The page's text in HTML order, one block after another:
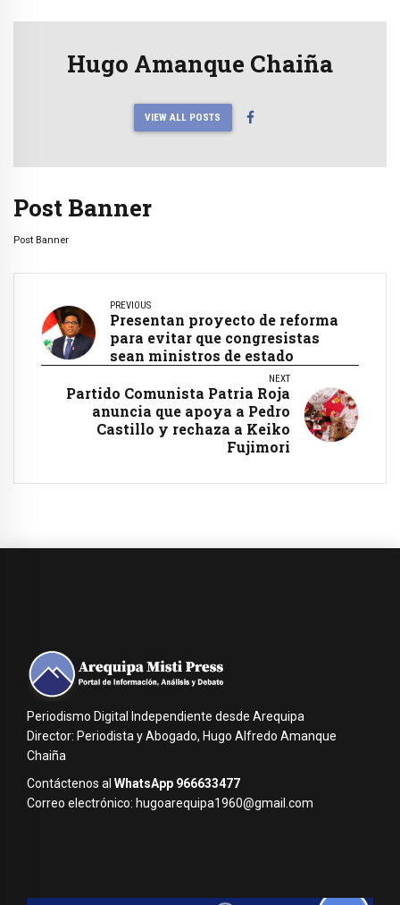
Hugo Amanque Chaiña
VIEW ALL POSTS
Post Banner
Post Banner
PREVIOUS
Presentan proyecto de reforma
para evitar que congresistas
sean ministros de estado
NEXT
Partido Comunista Patria Roja
anuncia que apoya a Pedro
Castillo y rechaza a Keiko
Fujimori
Periodismo Digital Independiente desde Arequipa
Director: Periodista y Abogado, Hugo Alfredo Amanque
Chaiña
Contáctenos al WhatsApp 966633477
Correo electrónico: hugoarequipa1960@gmail.com